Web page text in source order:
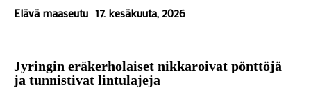
Elävä maaseutu 17. kesäkuuta, 2026
Jyringin eräkerholaiset nikkaroivat pönttöjä
ja tunnistivat lintulajeja